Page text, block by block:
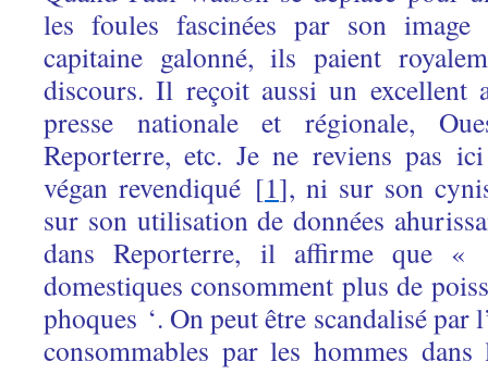
les foules fascinées par son
capitaine galonné, ils paient
discours. Il reçoit aussi un excellent
presse nationale et régionale,
Reporterre, etc. Je ne reviens pas
végan revendiqué [1], ni sur son
sur son utilisation de données
dans Reporterre, il affirme que «
domestiques consomment plus de
phoques ‘. On peut être scandalisé par
consommables par les hommes